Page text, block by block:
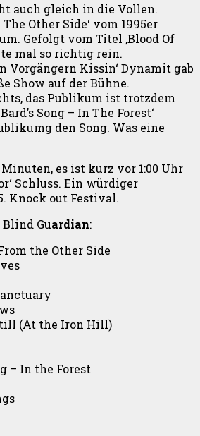
auch gleich in die Vollen.
Other Side‘ vom 1995er
Gefolgt vom Titel ‚Blood Of
mal so richtig rein.
Vorgängern Kissin‘ Dynamit gab
Show auf der Bühne.
das Publikum ist trotzdem
Song – In The Forest‘
den Song. Was eine
es ist kurz vor 1:00 Uhr
Schluss. Ein würdiger
Knock out Festival.
Guardian:
the Other Side
(At the Iron Hill)
– In the Forest